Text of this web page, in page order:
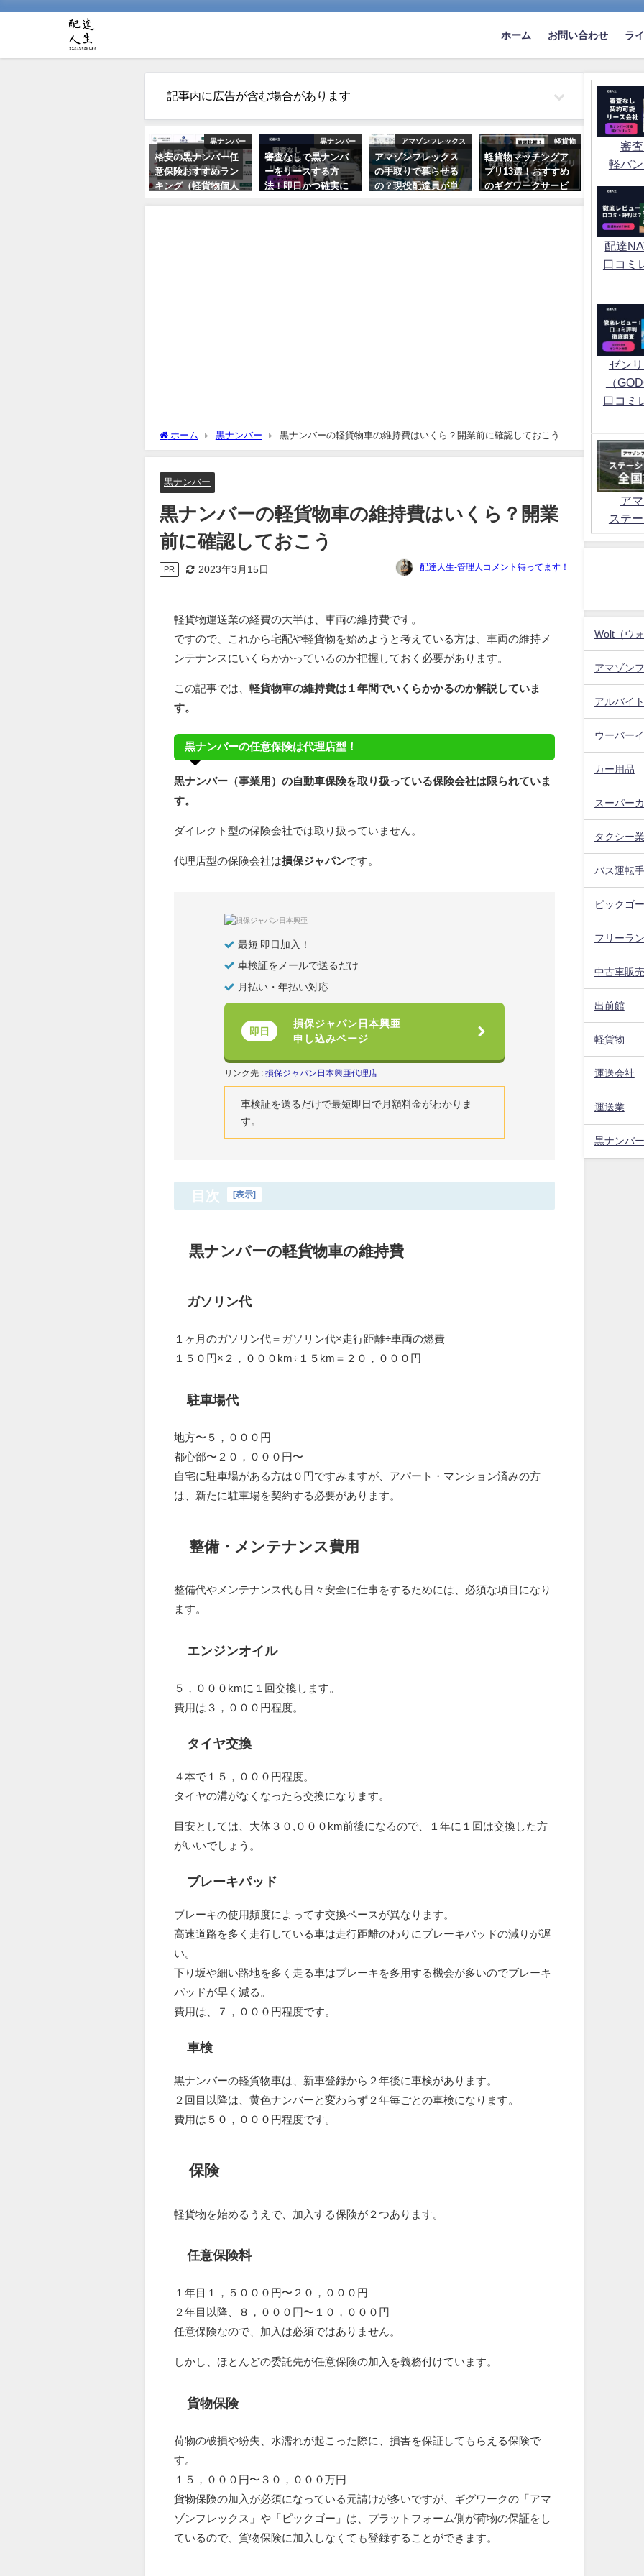
ホーム お問い合わせ ラ
記事内に広告が含む場合があります
黒ナンバー
格安の黒ナンバー任
意保険おすすめラン
キング（軽貨物個人
黒ナンバー
審査なしで黒ナンバ
ーをリースする方
法！即日かつ確実に
アマゾンフレックス
アマゾンフレックス
の手取りで暮らせる
の？現役配達員が単
軽貨物
軽貨物マッチングア
プリ13選！おすすめ
のギグワークサービ
ホーム 黒ナンバー 黒ナンバーの軽貨物車の維持費はいくら？開業前に確認しておこう
黒ナンバー
黒ナンバーの軽貨物車の維持費はいくら？開業
前に確認しておこう
PR 2023年3月15日 配達人生-管理人コメント待ってます！
軽貨物運送業の経費の大半は、車両の維持費です。
ですので、これから宅配や軽貨物を始めようと考えている方は、車両の維持メ
ンテナンスにいくらかかっているのか把握しておく必要があります。
この記事では、 軽貨物車の維持費は１年間でいくらかかるのか解説していま
す。
黒ナンバーの任意保険は代理店型！
黒ナンバー（事業用）の自動車保険を取り扱っている保険会社は限られていま
す。
ダイレクト型の保険会社では取り扱っていません。
代理店型の保険会社は損保ジャパンです。
最短 即日加入！
車検証をメールで送るだけ
月払い・年払い対応
即日
損保ジャパン日本興亜
申し込みページ
リンク先 : 損保ジャパン日本興亜代理店
車検証を送るだけで最短即日で月額料金がわかりま
す。
目次 [表示]
黒ナンバーの軽貨物車の維持費
ガソリン代
１ヶ月のガソリン代＝ガソリン代×走行距離÷車両の燃費
１５０円×２，０００km÷１５km＝２０，０００円
駐車場代
地方〜５，０００円
都心部〜２０，０００円〜
自宅に駐車場がある方は０円ですみますが、アパート・マンション済みの方
は、新たに駐車場を契約する必要があります。
整備・メンテナンス費用
整備代やメンテナンス代も日々安全に仕事をするためには、必須な項目になり
ます。
エンジンオイル
５，０００kmに１回交換します。
費用は３，０００円程度。
タイヤ交換
４本で１５，０００円程度。
タイヤの溝がなくなったら交換になります。
目安としては、大体３０,０００km前後になるので、１年に１回は交換した方
がいいでしょう。
ブレーキパッド
ブレーキの使用頻度によってす交換ペースが異なります。
高速道路を多く走行している車は走行距離のわりにブレーキパッドの減りが遅
い。
下り坂や細い路地を多く走る車はブレーキを多用する機会が多いのでブレーキ
パッドが早く減る。
費用は、７，０００円程度です。
車検
黒ナンバーの軽貨物車は、新車登録から２年後に車検があります。
２回目以降は、黄色ナンバーと変わらず２年毎ごとの車検になります。
費用は５０，０００円程度です。
保険
軽貨物を始めるうえで、加入する保険が２つあります。
任意保険料
１年目１，５０００円〜２０，０００円
２年目以降、８，０００円〜１０，０００円
任意保険なので、加入は必須ではありません。
しかし、ほとんどの委託先が任意保険の加入を義務付けています。
貨物保険
荷物の破損や紛失、水濡れが起こった際に、損害を保証してもらえる保険で
す。
１５，０００円〜３０，０００万円
貨物保険の加入が必須になっている元請けが多いですが、ギグワークの「アマ
ゾンフレックス」や「ピックゴー」は、プラットフォーム側が荷物の保証をし
ているので、貨物保険に加入しなくても登録することができます。
審
軽バ
配達
口コミ
ゼン
（
口コミ
ア
ステ
Wolt（ウ
アマゾン
アルバイト
ウーバー
カー用品
スーパー
タクシー
バス運転手
ピックゴー
フリーラ
中古車販
出前館
軽貨物
運送会社
運送業
黒ナンバー